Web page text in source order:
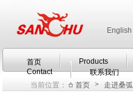
English
首页 Products
Contact
联系我们
当前位置：
首页 > 走进桑弧